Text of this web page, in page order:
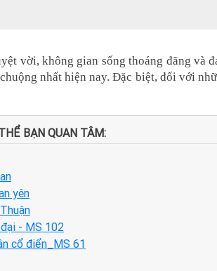
vời, không gian sống thoáng đãng và
nhất hiện nay. Đặc biệt, đối với
BẠN QUAN TÂM:
yên
- MS 102
cổ điển_MS 61